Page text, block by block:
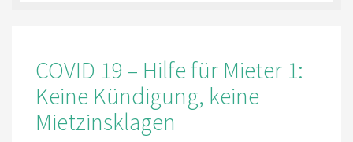
COVID 19 – Hilfe für Mieter 1:
Keine Kündigung, keine
Mietzinsklagen